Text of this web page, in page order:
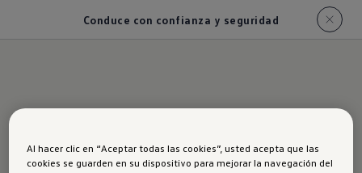
Conduce con confianza y seguridad
Conduce con
Al hacer clic en “Aceptar todas las cookies”, usted acepta que las
cookies se guarden en su dispositivo para mejorar la navegación del